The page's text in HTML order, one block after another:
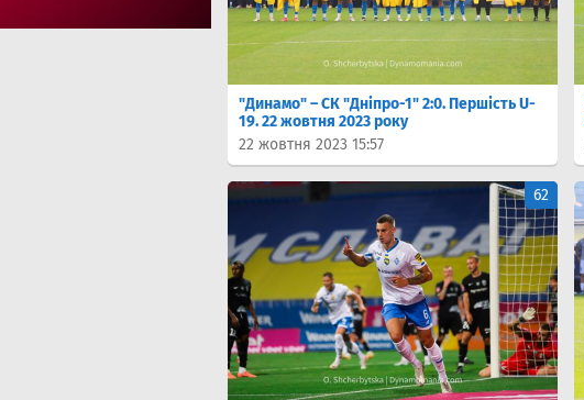
"Динамо" – СК "Дніпро-1" 2:0. Першість U-
19. 22 жовтня 2023 року
22 жовтня 2023 15:57
62